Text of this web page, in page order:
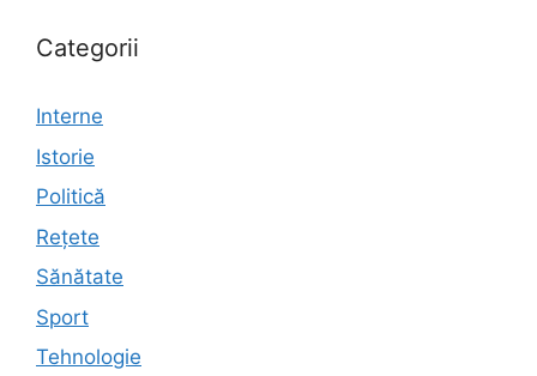
Categorii
Interne
Istorie
Politică
Rețete
Sănătate
Sport
Tehnologie